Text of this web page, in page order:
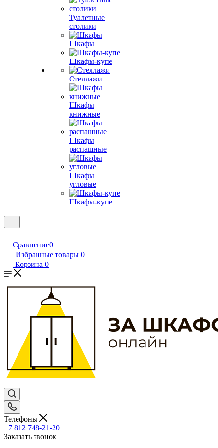
Туалетные
столики
Шкафы
Шкафы-купе
Стеллажи
Шкафы
книжные
Шкафы
распашные
Шкафы
угловые
Шкафы-купе
Сравнение0
Избранные товары 0
Корзина 0
Телефоны
+7 812 748-21-20
Заказать звонок